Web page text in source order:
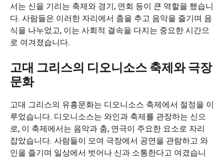
서는 신을 기리는 축제와 경기, 연회 등이 큰 역할을 했습니
다. 사람들은 이러한 자리에서 춤을 추고 음악을 즐기며 음
식을 나누었고, 이는 사회적 결속을 다지는 중요한 시간으
로 여겨졌습니다.
고대 그리스의 디오니소스 축제와 극장
문화
고대 그리스의 유흥문화는 디오니소스 축제에서 절정을 이
루었습니다. 디오니소스는 와인과 축제를 관장하는 신으
로, 이 축제에서는 음악과 춤, 연극이 주요한 요소로 자리
잡았습니다. 사람들이 모여 극장에서 공연을 관람하고 와
인을 즐기며 일상에서 벗어나 신과 소통한다고 여겼습니